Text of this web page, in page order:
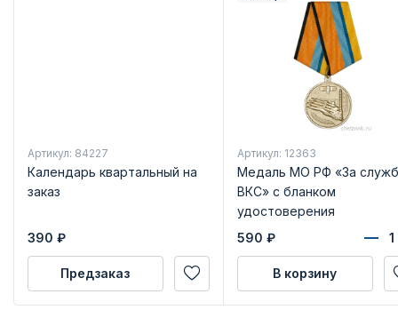
Артикул: 84227
Календарь квартальный на
заказ
390 ₽
Предзаказ
Артикул: 12363
Медаль МО РФ «За
ВКС» с бланком
удостоверения
590 ₽
В корзину